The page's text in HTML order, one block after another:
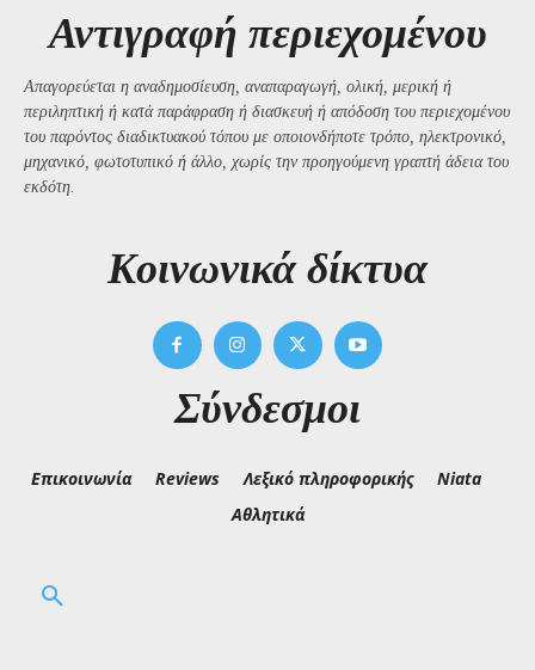
Αντιγραφή περιεχομένου
Απαγορεύεται η αναδημοσίευση, αναπαραγωγή, ολική, μερική ή
περιληπτική ή κατά παράφραση ή διασκευή ή απόδοση του περιεχομένου
του παρόντος διαδικτυακού τόπου με οποιονδήποτε τρόπο, ηλεκτρονικό,
μηχανικό, φωτοτυπικό ή άλλο, χωρίς την προηγούμενη γραπτή άδεια του
εκδότη.
Kοινωνικά δίκτυα
Σύνδεσμοι
Επικοινωνία Reviews Λεξικό πληροφορικής
Niata
Αθλητικά